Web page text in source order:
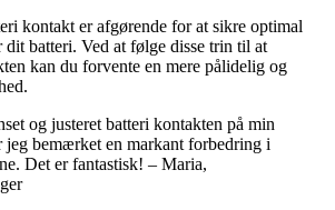
kontakt er afgørende for at sikre optimal
batteri. Ved at følge disse trin til at
kan du forvente en mere pålidelig og
og justeret batteri kontakten på min
jeg bemærket en markant forbedring i
Det er fantastisk! – Maria,